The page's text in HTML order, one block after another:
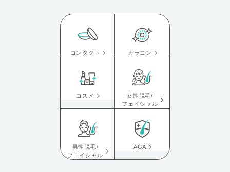
コンタクト カラコン
コスメ
女性脱毛/
フェイシャル
男性脱毛/
フェイシャル
AGA